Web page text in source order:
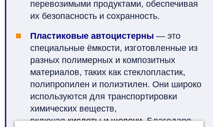
перевозимыми продуктами, обеспечивая
их безопасность и сохранность.
Пластиковые автоцистерны — это
специальные ёмкости, изготовленные из
разных полимерных и композитных
материалов, таких как стеклопластик,
полипропилен и полиэтилен. Они широко
используются для транспортировки
химических веществ,
включаякислотыищелочи. Благодаря